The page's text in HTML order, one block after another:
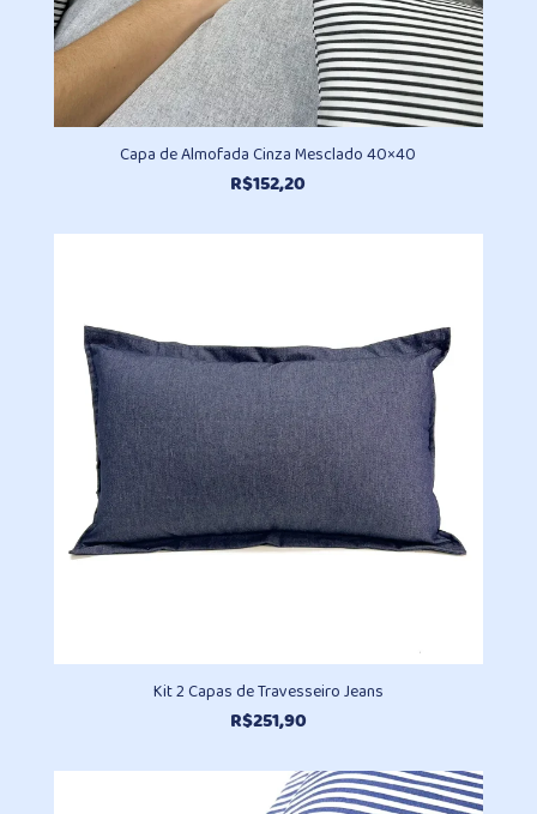
Capa de Almofada Cinza Mesclado 40×40
R$152,20
Kit 2 Capas de Travesseiro Jeans
R$251,90